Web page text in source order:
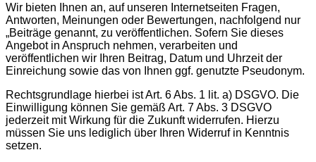
Wir bieten Ihnen an, auf unseren Internetseiten Fragen,
Antworten, Meinungen oder Bewertungen, nachfolgend nur
„Beiträge genannt, zu veröffentlichen. Sofern Sie dieses
Angebot in Anspruch nehmen, verarbeiten und
veröffentlichen wir Ihren Beitrag, Datum und Uhrzeit der
Einreichung sowie das von Ihnen ggf. genutzte Pseudonym.
Rechtsgrundlage hierbei ist Art. 6 Abs. 1 lit. a) DSGVO. Die
Einwilligung können Sie gemäß Art. 7 Abs. 3 DSGVO
jederzeit mit Wirkung für die Zukunft widerrufen. Hierzu
müssen Sie uns lediglich über Ihren Widerruf in Kenntnis
setzen.